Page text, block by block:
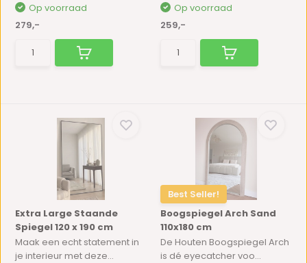
Op voorraad
279,-
Op voorraad
259,-
Extra Large Staande
Spiegel 120 x 190 cm
Maak een echt statement in
je interieur met deze...
Best Seller!
Boogspiegel Arch Sand
110x180 cm
De Houten Boogspiegel Arch
is dé eyecatcher voo...